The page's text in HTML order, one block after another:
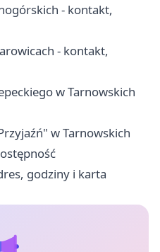
- kontakt,
- kontakt,
w Tarnowskich
w Tarnowskich
godziny i karta